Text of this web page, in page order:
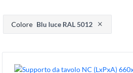
Premere per rimuovere l'opzione filtro
Colore Blu luce RAL 5012